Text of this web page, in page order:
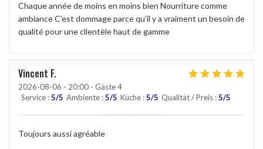
Chaque année de moins en moins bien Nourriture comme
ambiance C’est dommage parce qu’il y a vraiment un besoin de
qualité pour une clientèle haut de gamme
Vincent F
2026-08-06 - 20:00 - Gäste 4
Service :5/5 Ambiente :5/5 Küche :5/5 Qualität / Preis :5/5
Toujours aussi agréable